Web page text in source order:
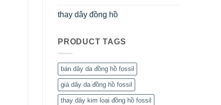
thay dây đồng hồ
PRODUCT TAGS
bán dây da đồng hồ fossil
giá dây da đồng hồ fossil
thay dây kim loại đồng hồ fossil